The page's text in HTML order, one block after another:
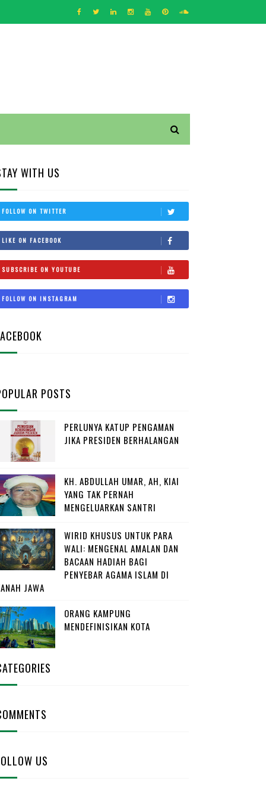
WITH US
FOLLOW ON TWITTER
LIKE ON FACEBOOK
SUBSCRIBE ON YOUTUBE
FOLLOW ON INSTAGRAM
POSTS
PERLUNYA KATUP PENGAMAN
JIKA PRESIDEN BERHALANGAN
KH. ABDULLAH UMAR, AH, KIAI
YANG TAK PERNAH
MENGELUARKAN SANTRI
WIRID KHUSUS UNTUK PARA
WALI: MENGENAL AMALAN DAN
BACAAN HADIAH BAGI
PENYEBAR AGAMA ISLAM DI
JAWA
ORANG KAMPUNG
MENDEFINISIKAN KOTA
US